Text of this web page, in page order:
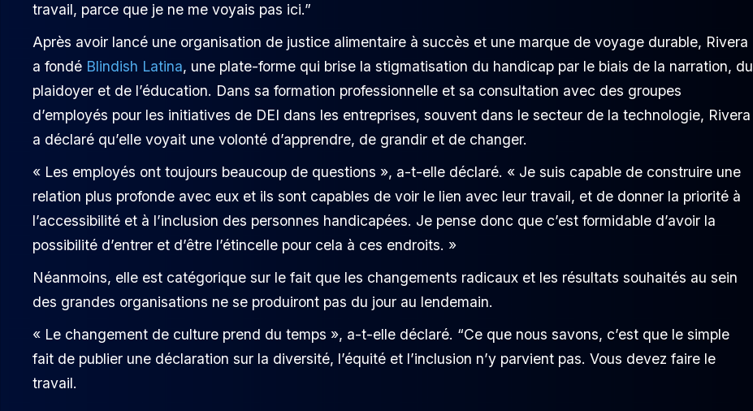
travail, parce que je ne me voyais pas ici.”
Après avoir lancé une organisation de justice alimentaire à succès et une marque de voyage durable, Rivera
a fondé Blindish Latina, une plate-forme qui brise la stigmatisation du handicap par le biais de la narration, du
plaidoyer et de l’éducation. Dans sa formation professionnelle et sa consultation avec des groupes
d’employés pour les initiatives de DEI dans les entreprises, souvent dans le secteur de la technologie, Rivera
a déclaré qu’elle voyait une volonté d’apprendre, de grandir et de changer.
« Les employés ont toujours beaucoup de questions », a-t-elle déclaré. « Je suis capable de construire une
relation plus profonde avec eux et ils sont capables de voir le lien avec leur travail, et de donner la priorité à
l’accessibilité et à l’inclusion des personnes handicapées. Je pense donc que c’est formidable d’avoir la
possibilité d’entrer et d’être l’étincelle pour cela à ces endroits. »
Néanmoins, elle est catégorique sur le fait que les changements radicaux et les résultats souhaités au sein
des grandes organisations ne se produiront pas du jour au lendemain.
« Le changement de culture prend du temps », a-t-elle déclaré. “Ce que nous savons, c’est que le simple
fait de publier une déclaration sur la diversité, l’équité et l’inclusion n’y parvient pas. Vous devez faire le
travail.